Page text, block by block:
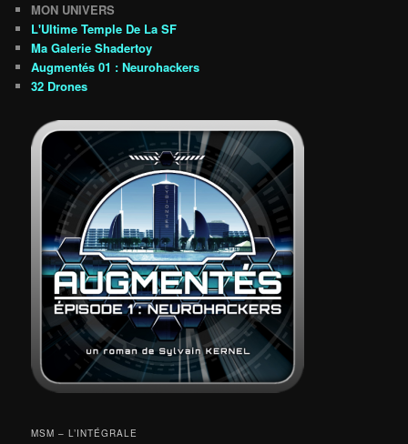
MON UNIVERS
L'Ultime Temple De La SF
Ma Galerie Shadertoy
Augmentés 01 : Neurohackers
32 Drones
MSM – L’INTÉGRALE